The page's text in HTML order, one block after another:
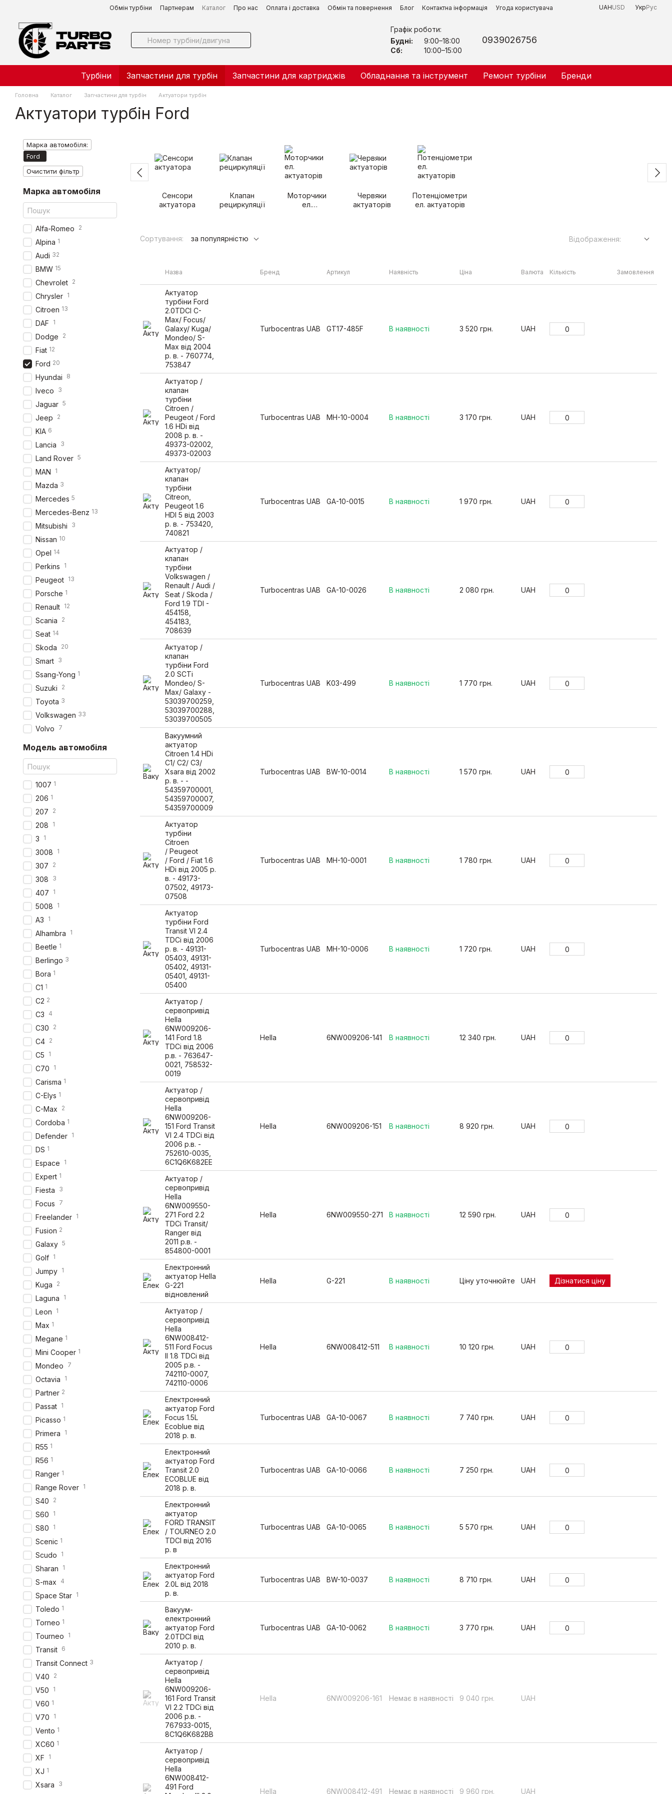
Перейти до основного контентуОбмін турбіни Партнерам Каталог Про нас Оплата і доставка Обмін та повернення Блог Контактна інформація Угода користувача UAHUSD УкрРус
Графік роботи:
Будні:
9:00–18:00
Сб:
10:00–15:00
0939026756
Турбіни Запчастини для турбін Запчастини для картриджів Обладнання та інструмент Ремонт турбіни Бренди
Головна Каталог Запчастини для турбін Актуатори турбін
Актуатори турбін Ford
Сенсори
актуатора
Клапан
рециркуляції
Моторчики
ел.
Червяки
актуаторів
Потенціометри
ел. актуаторів
Сортування: за популярністю Відображення:
Назва Бренд Артикул Наявність Ціна Валюта Кількість Замовлення
Актуатор
турбіни Ford
2.0TDCI C-
Max/ Focus/
Galaxy/ Kuga/
Mondeo/ S-
Max від 2004
р. в. - 760774,
753847
Turbocentras UAB GT17-485F В наявності 3 520 грн. UAH
Актуатор /
клапан
турбіни
Citroen /
Peugeot / Ford
1.6 HDi від
2008 р. в. -
49373-02002,
49373-02003
Turbocentras UAB MH-10-0004 В наявності 3 170 грн. UAH
Актуатор/
клапан
турбіни
Citreon,
Peugeot 1.6
HDI 5 від 2003
р. в. - 753420,
740821
Turbocentras UAB GA-10-0015 В наявності 1 970 грн. UAH
Актуатор /
клапан
турбіни
Volkswagen /
Renault / Audi /
Seat / Skoda /
Ford 1.9 TDI -
454158,
454183,
708639
Turbocentras UAB GA-10-0026 В наявності 2 080 грн. UAH
Актуатор /
клапан
турбіни Ford
2.0 SCTi
Mondeo/ S-
Max/ Galaxy -
53039700259,
53039700288,
53039700505
Turbocentras UAB K03-499 В наявності 1 770 грн. UAH
Вакуумний
актуатор
Citroen 1.4 HDi
C1/ C2/ C3/
Xsara від 2002
р. в. - -
54359700001,
54359700007,
54359700009
Turbocentras UAB BW-10-0014 В наявності 1 570 грн. UAH
Актуатор
турбіни
Citroen
/ Peugeot
/ Ford / Fiat 1.6
HDi від 2005 р.
в. - 49173-
07502, 49173-
07508
Turbocentras UAB MH-10-0001 В наявності 1 780 грн. UAH
Актуатор
турбіни Ford
Transit VI 2.4
TDCi від 2006
р. в. - 49131-
05403, 49131-
05402, 49131-
05401, 49131-
05400
Turbocentras UAB MH-10-0006 В наявності 1 720 грн. UAH
Актуатор /
сервопривід
Hella
6NW009206-
141 Ford 1.8
TDCi від 2006
р.в. - 763647-
0021, 758532-
0019
Hella 6NW009206-141 В наявності 12 340 грн. UAH
Актуатор /
сервопривід
Hella
6NW009206-
151 Ford Transit
VI 2.4 TDCi від
2006 р.в. -
752610-0035,
6C1Q6K682EE
Hella 6NW009206-151 В наявності 8 920 грн. UAH
Актуатор /
сервопривід
Hella
6NW009550-
271 Ford 2.2
TDCi Transit/
Ranger від
2011 р.в. -
854800-0001
Hella 6NW009550-271 В наявності 12 590 грн. UAH
Електронний
актуатор Hella
G-221
відновлений
Hella G-221 В наявності Ціну уточнюйте UAH Дізнатися ціну
Актуатор /
сервопривід
Hella
6NW008412-
511 Ford Focus
II 1.8 TDCi від
2005 р.в. -
742110-0007,
742110-0006
Hella 6NW008412-511 В наявності 10 120 грн. UAH
Електронний
актуатор Ford
Focus 1.5L
Ecoblue від
2018 р. в.
Turbocentras UAB GA-10-0067 В наявності 7 740 грн. UAH
Електронний
актуатор Ford
Transit 2.0
ECOBLUE від
2018 р. в.
Turbocentras UAB GA-10-0066 В наявності 7 250 грн. UAH
Електронний
актуатор
FORD TRANSIT
/ TOURNEO 2.0
TDCI від 2016
р. в
Turbocentras UAB GA-10-0065 В наявності 5 570 грн. UAH
Електронний
актуатор Ford
2.0L від 2018
р. в.
Turbocentras UAB BW-10-0037 В наявності 8 710 грн. UAH
Вакуум-
електронний
актуатор Ford
2.0TDCI від
2010 р. в.
Turbocentras UAB GA-10-0062 В наявності 3 770 грн. UAH
Актуатор /
сервопривід
Hella
6NW009206-
161 Ford Transit
VI 2.2 TDCi від
2006 р.в. -
767933-0015,
8C1Q6K682BB
Hella 6NW009206-161 Немає в наявності 9 040 грн. UAH
Актуатор /
сервопривід
Hella
6NW008412-
491 Ford
Hella 6NW008412-491 Немає в наявності 9 960 грн. UAH
Марка автомобіля:
Ford
Очистити фільтр
Марка автомобіля
Alfa-Romeo 2
Alpina 1
Audi 32
BMW 15
Chevrolet 2
Chrysler 1
Citroen 13
DAF 1
Dodge 2
Fiat 12
Ford 20
Hyundai 8
Iveco 3
Jaguar 5
Jeep 2
KIA 6
Lancia 3
Land Rover 5
MAN 1
Mazda 3
Mercedes 5
Mercedes-Benz 13
Mitsubishi 3
Nissan 10
Opel 14
Perkins 1
Peugeot 13
Porsche 1
Renault 12
Scania 2
Seat 14
Skoda 20
Smart 3
Ssang-Yong 1
Suzuki 2
Toyota 3
Volkswagen 33
Volvo 7
Модель автомобіля
1007 1
206 1
207 2
208 1
3 1
3008 1
307 2
308 3
407 1
5008 1
A3 1
Alhambra 1
Beetle 1
Berlingo 3
Bora 1
C1 1
C2 2
C3 4
C30 2
C4 2
C5 1
C70 1
Carisma 1
C-Elys 1
C-Max 2
Cordoba 1
Defender 1
DS 1
Espace 1
Expert 1
Fiesta 3
Focus 7
Freelander 1
Fusion 2
Galaxy 5
Golf 1
Jumpy 1
Kuga 2
Laguna 1
Leon 1
Max 1
Megane 1
Mini Cooper 1
Mondeo 7
Octavia 1
Partner 2
Passat 1
Picasso 1
Primera 1
R55 1
R56 1
Ranger 1
Range Rover 1
S40 2
S60 1
S80 1
Scenic 1
Scudo 1
Sharan 1
S-max 4
Space Star 1
Toledo 1
Torneo 1
Tourneo 1
Transit 6
Transit Connect 3
V40 2
V50 1
V60 1
V70 1
Vento 1
XC60 1
XF 1
XJ 1
Xsara
3